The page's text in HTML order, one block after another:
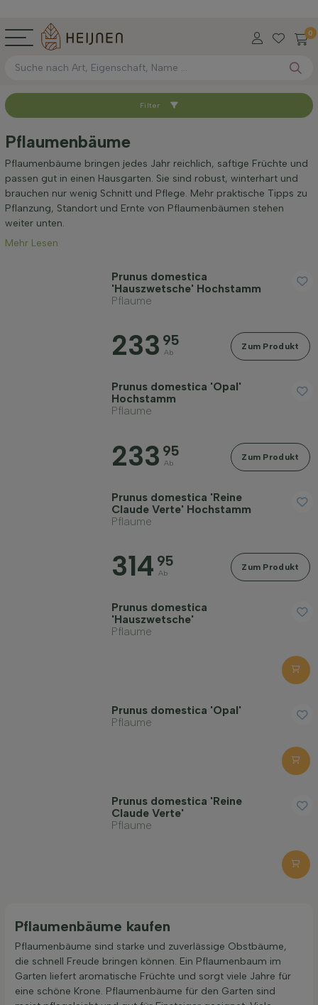
0
Sortieren nach
Verfügbar
Höhe bei Lieferung (cm)
Umfang des Stamms (cm)
Filter
Pflaumenbäume
Pflaumenbäume bringen jedes Jahr reichlich, saftige Früchte und
passen gut in einen Hausgarten. Sie sind robust, winterhart und
brauchen nur wenig Schnitt und Pflege. Mehr praktische Tipps zu
Pflanzung, Standort und Ernte von Pflaumenbäumen stehen
weiter unten.
Mehr Lesen
Prunus domestica
'Hauszwetsche' Hochstamm
Pflaume
233 95
Ab
Zum Produkt
Prunus domestica 'Opal'
Hochstamm
Pflaume
233 95
Ab
Zum Produkt
Prunus domestica 'Reine
Claude Verte' Hochstamm
Pflaume
314 95
Ab
Zum Produkt
Prunus domestica
'Hauszwetsche'
Pflaume
Prunus domestica 'Opal'
Pflaume
Prunus domestica 'Reine
Claude Verte'
Pflaume
Pflaumenbäume kaufen
Pflaumenbäume sind starke und zuverlässige Obstbäume,
die schnell Freude bringen können. Ein Pflaumenbaum im
Garten liefert aromatische Früchte und sorgt viele Jahre für
eine schöne Krone. Pflaumenbäume für den Garten sind